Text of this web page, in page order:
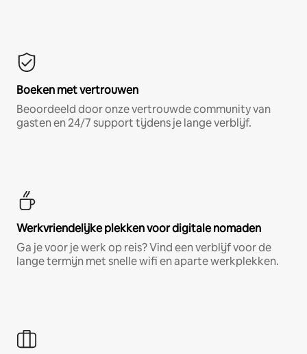
Boeken met vertrouwen
Beoordeeld door onze vertrouwde community van
gasten en 24/7 support tijdens je lange verblijf.
Werkvriendelijke plekken voor digitale nomaden
Ga je voor je werk op reis? Vind een verblijf voor de
lange termijn met snelle wifi en aparte werkplekken.